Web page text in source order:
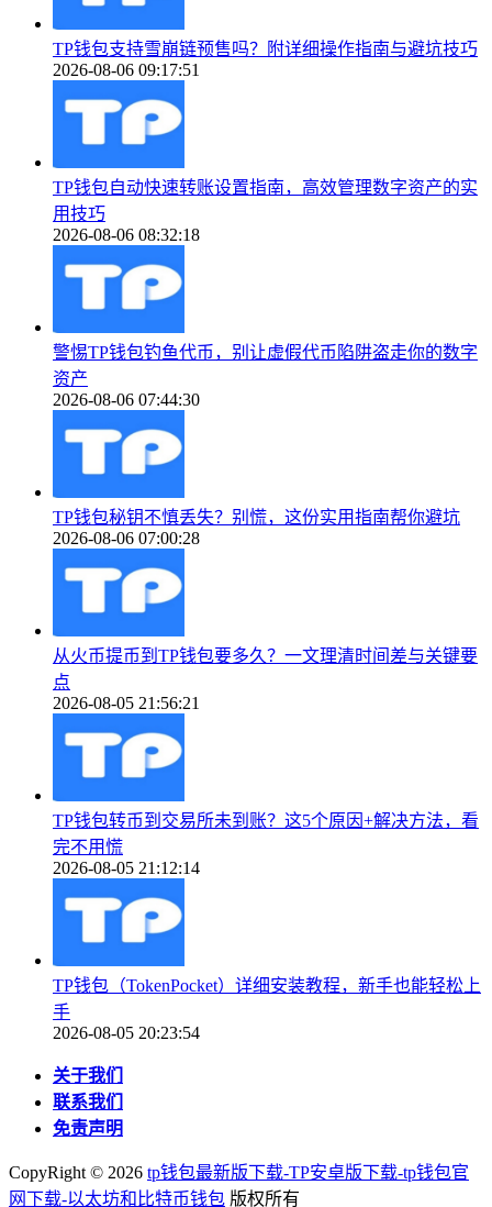
TP钱包支持雪崩链预售吗？附详细操作指南与避坑技巧
2026-08-06 09:17:51
TP钱包自动快速转账设置指南，高效管理数字资产的实
用技巧
2026-08-06 08:32:18
警惕TP钱包钓鱼代币，别让虚假代币陷阱盗走你的数字
资产
2026-08-06 07:44:30
TP钱包秘钥不慎丢失？别慌，这份实用指南帮你避坑
2026-08-06 07:00:28
从火币提币到TP钱包要多久？一文理清时间差与关键要
点
2026-08-05 21:56:21
TP钱包转币到交易所未到账？这5个原因+解决方法，看
完不用慌
2026-08-05 21:12:14
TP钱包（TokenPocket）详细安装教程，新手也能轻松上
手
2026-08-05 20:23:54
关于我们
联系我们
免责声明
CopyRight © 2026 tp钱包最新版下载-TP安卓版下载-tp钱包官
网下载-以太坊和比特币钱包 版权所有